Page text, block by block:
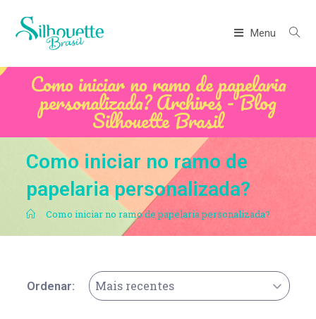
Menu
Como iniciar no ramo de papelaria
personalizada? Archives - Blog
Silhouette Brasil
Como iniciar no ramo de
papelaria personalizada?
. Como iniciar no ramo de papelaria personalizada?
Ordenar: Mais recentes